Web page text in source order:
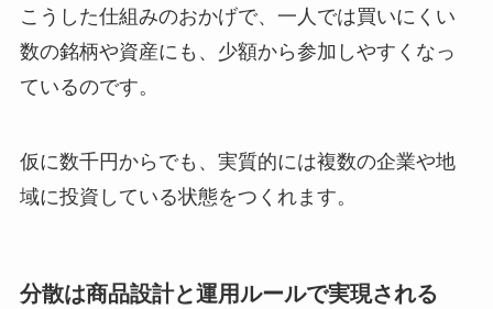
こうした仕組みのおかげで、一人では買いにくい
数の銘柄や資産にも、少額から参加しやすくなっ
ているのです。
仮に数千円からでも、実質的には複数の企業や地
域に投資している状態をつくれます。
分散は商品設計と運用ルールで実現される